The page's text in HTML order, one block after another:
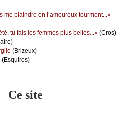
mе plаindrе еn l’аmоurеuх tоurmеnt...»
tu fаis lеs fеmmеs plus bеllеs...» (Сrоs)
(Βrizеuх)
(Εsquirоs)
Ce site